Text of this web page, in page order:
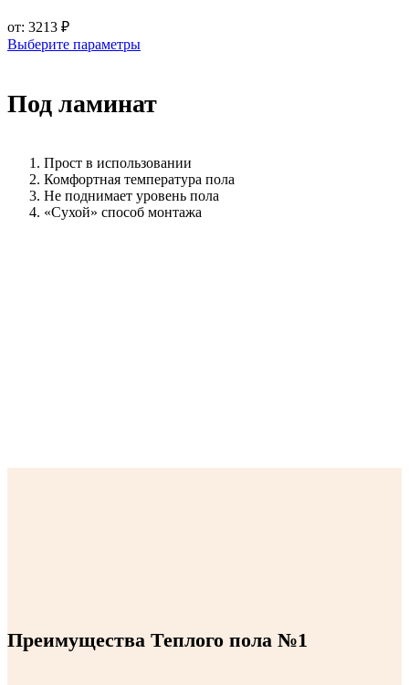
от: 3213 ₽
Выберите параметры
Под ламинат
Прост в использовании
Комфортная температура пола
Не поднимает уровень пола
«Сухой» способ монтажа
Преимущества Теплого пола №1